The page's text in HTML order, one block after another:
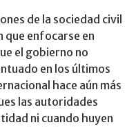
de la sociedad civil
que enfocarse en
el gobierno no
en los últimos
hace aún más
las autoridades
ni cuando huyen